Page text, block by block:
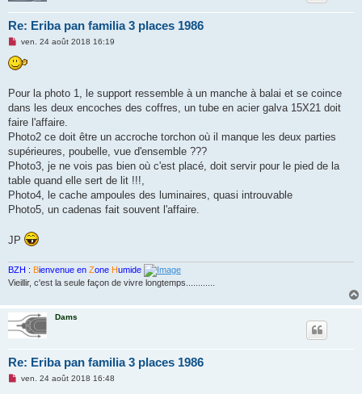
Re: Eriba pan familia 3 places 1986
M
s
s
e
n
o
n
l
ven. 24 août 2018 16:19
Pour la photo 1, le support ressemble à un manche à balai et se coince
dans les deux encoches des coffres, un tube en acier galva 15X21 doit
faire l'affaire.
Photo2 ce doit être un accroche torchon où il manque les deux parties
supérieures, poubelle, vue d'ensemble ???
Photo3, je ne vois pas bien où c'est placé, doit servir pour le pied de la
table quand elle sert de lit !!!,
Photo4, le cache ampoules des luminaires, quasi introuvable
Photo5, un cadenas fait souvent l'affaire.
JP
BZH : Bienvenue en Zone Humide
Vieillir, c'est la seule façon de vivre longtemps............
Dams
Re: Eriba pan familia 3 places 1986
Mven. 24 août 2018 16:48